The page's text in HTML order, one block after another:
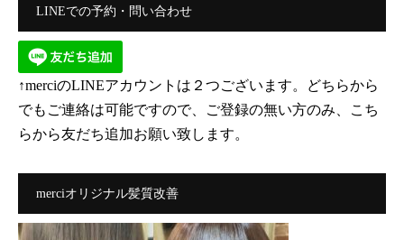
LINEでの予約・問い合わせ
↑merciのLINEアカウントは２つございます。どちらから
でもご連絡は可能ですので、ご登録の無い方のみ、こち
らから友だち追加お願い致します。
merciオリジナル髪質改善